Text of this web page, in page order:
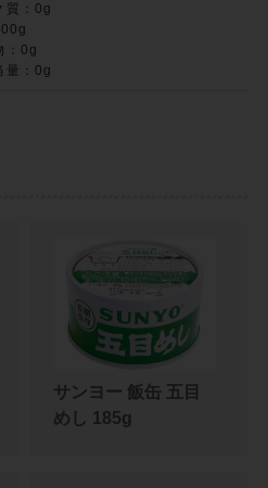
質：0g
：0g
量：0g
サンヨー 飯缶 五目
めし 185g